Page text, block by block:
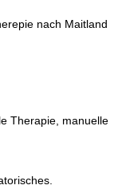
nach Maitland
Therapie, manuelle